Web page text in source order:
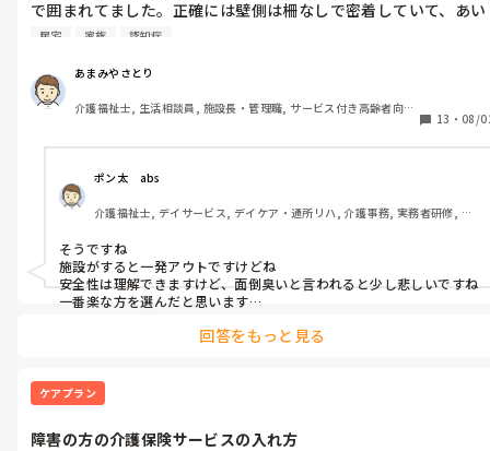
で囲まれてました。正確には壁側は柵なしで密着していて、あい
ている方に柵2つ。
側に動かしたようです。
実質４点柵なので「本当はダメなんですよ」とご説明したもの
の、怒りこそはしなかったですけど「落ちてケガしたらどうする
んだ」と。下にクッションになるものを敷く、ベッドを1番下に
下げるなどのお話はしましたが、面倒だと。
いつも悩むところですが、皆さんはどう説明されてますか？
居宅 家族 認知症
あまみやさとり
介護福祉士, 生活相談員, 施設長・管理職, サービス付き高齢者向け
13 ・ 08/
ポン太　abs
介護福祉士, デイサービス, デイケア・通所リハ, 介護事務, 実務者研修, 小
そうですね
施設がすると一発アウトですけどね
安全性は理解できますけど、面倒臭いと言われると少し悲しいですね
一番楽な方を選んだと思います
回答をもっと見る
ケアプラン
障害の方の介護保険サービスの入れ方